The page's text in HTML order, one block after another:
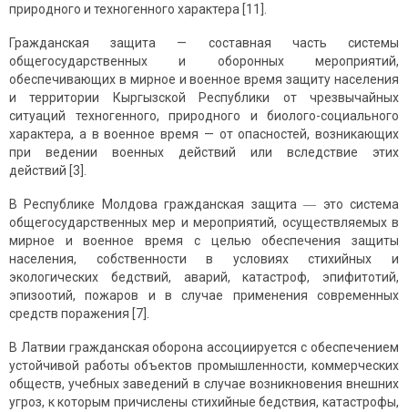
природного и техногенного характера [11].
Гражданская защита — составная часть системы
общегосударственных и оборонных мероприятий,
обеспечивающих в мирное и военное время защиту населения
и территории Кыргызской Республики от чрезвычайных
ситуаций техногенного, природного и биолого-социального
характера, а в военное время — от опасностей, возникающих
при ведении военных действий или вследствие этих
действий [3].
В Республике Молдова гражданская защита ― это система
общегосударственных мер и мероприятий, осуществляемых в
мирное и военное время с целью обеспечения защиты
населения, собственности в условиях стихийных и
экологических бедствий, аварий, катастроф, эпифитотий,
эпизоотий, пожаров и в случае применения современных
средств поражения [7].
В Латвии гражданская оборона ассоциируется с обеспечением
устойчивой работы объектов промышленности, коммерческих
обществ, учебных заведений в случае возникновения внешних
угроз, к которым причислены стихийные бедствия, катастрофы,